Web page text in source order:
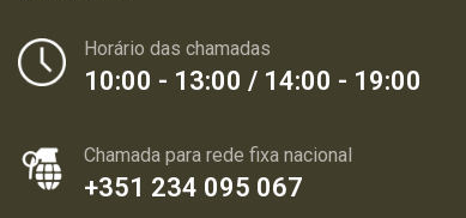
Horário das chamadas
10:00 - 13:00 / 14:00 - 19:00
Chamada para rede fixa nacional
+351 234 095 067